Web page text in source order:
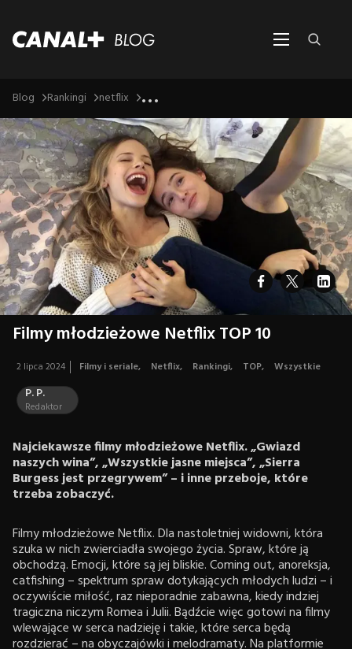
Blog Rankingi netflix ...
Filmy młodzieżowe Netflix TOP 10
2 lipca 2024 Filmy i seriale, Netflix, Rankingi, TOP, Wszystkie
P. P.
Redaktor
Najciekawsze filmy młodzieżowe Netflix. „Gwiazd
naszych wina”, „Wszystkie jasne miejsca”, „Sierra
Burgess jest przegrywem” – i inne przeboje, które
trzeba zobaczyć.
Filmy młodzieżowe Netflix. Dla nastoletniej widowni, która
szuka w nich zwierciadła swojego życia. Spraw, które ją
obchodzą. Emocji, które są jej bliskie. Coming out, anoreksja,
catfishing – spektrum spraw dotykających młodych ludzi – i
oczywiście miłość, raz nieporadnie zabawna, kiedy indziej
tragiczna niczym Romea i Julii. Bądźcie więc gotowi na filmy
wlewające w serca nadzieję i takie, które serca będą
rozdzierać – na obyczajówki i melodramaty. Na platformie